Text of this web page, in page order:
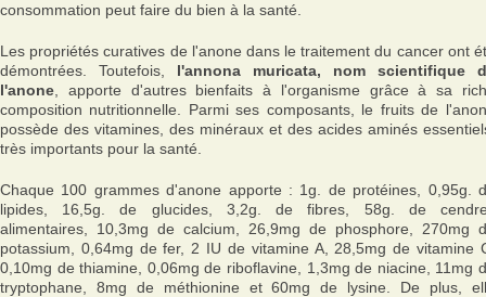
consommation peut faire du bien à la santé.
Les propriétés curatives de l'anone dans le traitement du cancer ont
démontrées. Toutefois, l'annona muricata, nom scientifique
l'anone , apporte d'autres bienfaits à l'organisme grâce à sa
composition nutritionnelle. Parmi ses composants, le fruits de
possède des vitamines, des minéraux et des acides aminés
très importants pour la santé.
Chaque 100 grammes d'anone apporte : 1g. de protéines, 0,95g.
lipides, 16,5g. de glucides, 3,2g. de fibres, 58g. de
alimentaires, 10,3mg de calcium, 26,9mg de phosphore, 270mg
potassium, 0,64mg de fer, 2 IU de vitamine A, 28,5mg de vitamine
0,10mg de thiamine, 0,06mg de riboflavine, 1,3mg de niacine, 11mg
tryptophane, 8mg de méthionine et 60mg de lysine. De plus,